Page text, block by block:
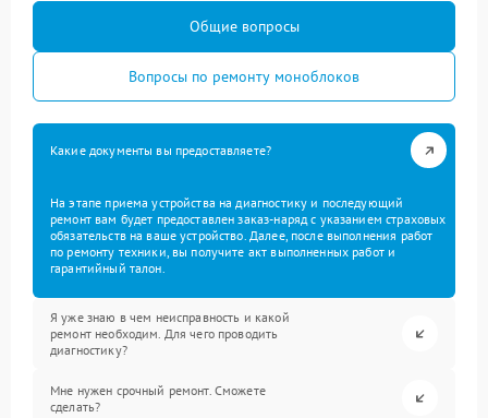
Общие вопросы
Вопросы по ремонту моноблоков
Какие документы вы предоставляете?
На этапе приема устройства на диагностику и последующий
ремонт вам будет предоставлен заказ-наряд с указанием страховых
обязательств на ваше устройство. Далее, после выполнения работ
по ремонту техники, вы получите акт выполненных работ и
гарантийный талон.
Я уже знаю в чем неисправность и какой
ремонт необходим. Для чего проводить
диагностику?
Мне нужен срочный ремонт. Сможете
сделать?